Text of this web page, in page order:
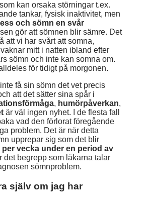
kan orsaka störningar t.ex.
tankar, fysisk inaktivitet, men
och sömn en svår
gör att sömnen blir sämre. Det
att vi har svårt att somna,
mitt i natten ibland efter
sömn och inte kan somna om.
för tidigt på morgonen.
få sin sömn det vet precis
att det sätter sina spår i
, humörpåverkan,
är väl ingen nyhet. I de flesta fall
vad den förlorat föregående
problem. Det är när detta
upprepar sig som det blir
per vecka under en period av
det begrepp som läkarna talar
sömnproblem.
själv om jag har